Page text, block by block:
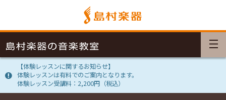
【体験レッスンに関するお知らせ】
体験レッスンは有料でのご案内となります。
体験レッスン受講料：2,200円（税込）